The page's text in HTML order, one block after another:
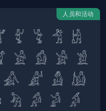
人员和活动
𓀤 𓀥 𓀦 𓀧
𓀀 𓀁 𓀂 𓀃
𓀉 𓀊 𓀋 𓀌
𓀔 𓀕 𓀖